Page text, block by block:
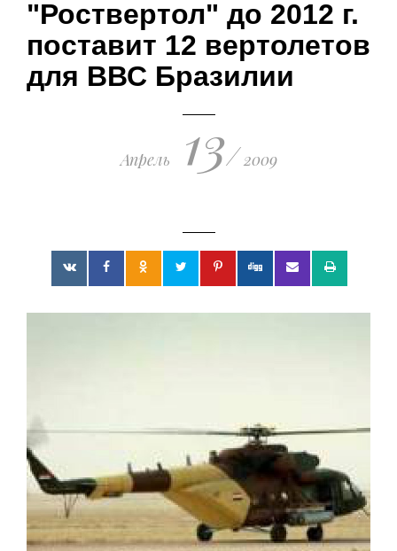
поражения киевских путчистов
"Роствертол" до 2012 г.
поставит 12 вертолетов
для ВВС Бразилии
Апрель 13/ 2009